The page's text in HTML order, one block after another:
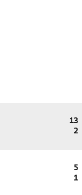
13
2
5
1